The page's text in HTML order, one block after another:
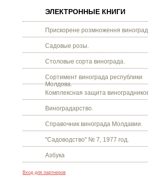
ЭЛЕКТРОННЫЕ КНИГИ
Прискорене розмноження винограду.
Садовые розы.
Столовые сорта винограда.
Сортимент винограда республики
Молдова.
Комплексная защита виноградников.
Виноградарство.
Справочник винограда Молдавии.
"Садоводство" № 7, 1977 год.
Азбука
Вход для партнеров